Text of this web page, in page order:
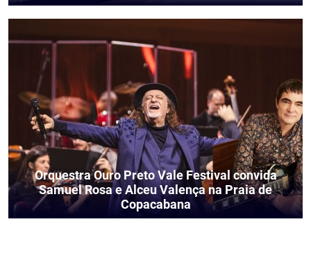
Orquestra Ouro Preto Vale Festival convida
Samuel Rosa e Alceu Valença na Praia de
Copacabana